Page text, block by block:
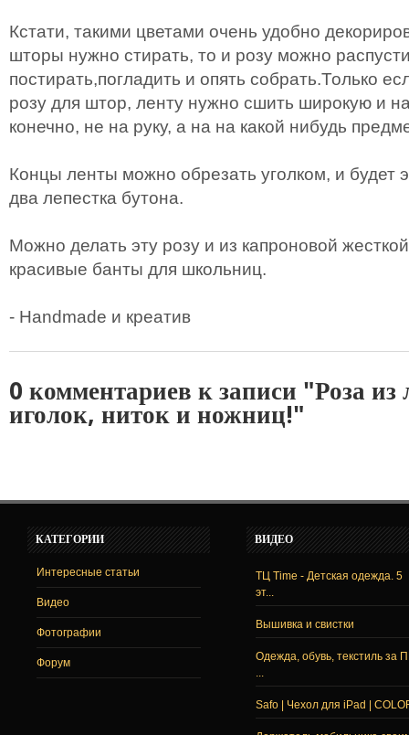
Кстати, такими цветами очень удобно
шторы нужно стирать, то и розу можно
постирать,погладить и опять собрать.Только
розу для штор, ленту нужно сшить широкую и
конечно, не на руку, а на на какой нибудь
Концы ленты можно обрезать уголком, и будет
два лепестка бутона.
Можно делать эту розу и из капроновой
красивые банты для школьниц.
- Handmade и креатив
0 комментариев к записи "Роза из
иголок, ниток и ножниц!"
КАТЕГОРИИ
Интересные статьи
Видео
Фотографии
Форум
ВИДЕО
ТЦ Time - Детская одежда. 5
эт...
Вышивка и свистки
Одежда, обувь, текстиль за
...
Safo | Чехол для iPad |